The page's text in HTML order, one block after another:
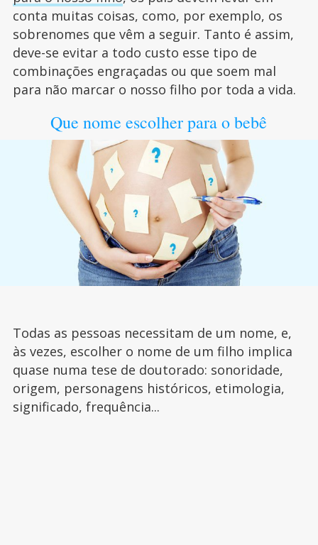
conta muitas coisas, como, por exemplo, os
sobrenomes que vêm a seguir. Tanto é assim,
deve-se evitar a todo custo esse tipo de
combinações engraçadas ou que soem mal
para não marcar o nosso filho por toda a vida.
Que nome escolher para o bebê
Todas as pessoas necessitam de um nome, e,
às vezes, escolher o nome de um filho implica
quase numa tese de doutorado: sonoridade,
origem, personagens históricos, etimologia,
significado, frequência...